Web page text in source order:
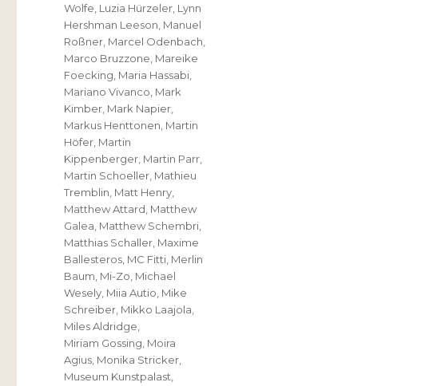
Wolfe Luzia Hürzeler Lynn
Hershman Leeson Manuel
Roßner Marcel Odenbach
Marco Bruzzone Mareike
Foecking Maria Hassabi
Mariano Vivanco Mark
Kimber Mark Napier
Markus Henttonen Martin
Höfer Martin
Kippenberger Martin Parr
Martin Schoeller Mathieu
Tremblin Matt Henry
Matthew Attard Matthew
Galea Matthew Schembri
Matthias Schaller Maxime
Ballesteros MC Fitti Merlin
Baum Mi-Zo Michael
Wesely Miia Autio Mike
Schreiber Mikko Laajola
Miles Aldridge
Miriam Gossing Moira
Agius Monika Stricker
Museum Kunstpalast